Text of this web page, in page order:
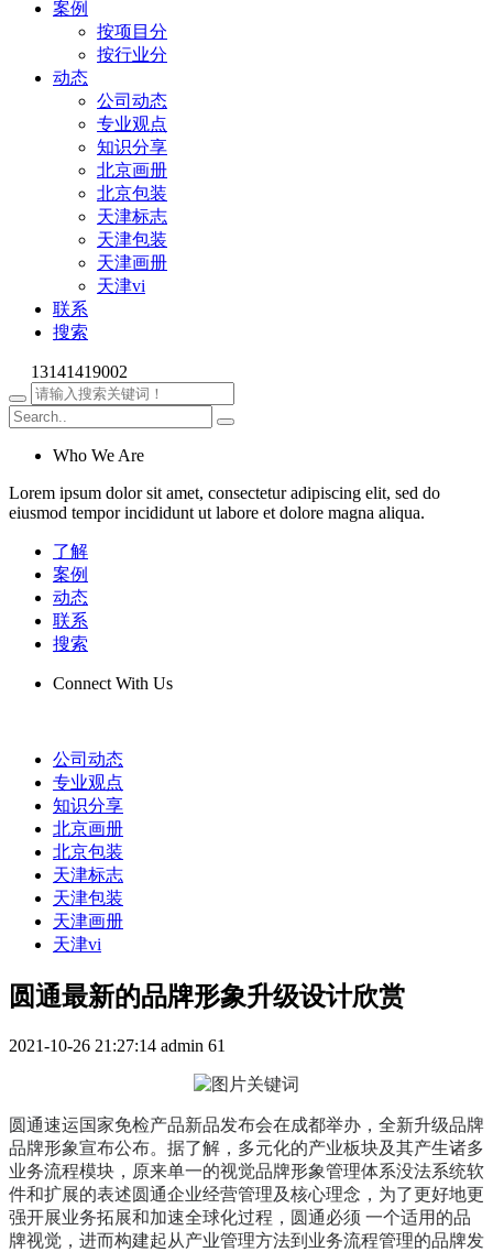
案例
按项目分
按行业分
动态
公司动态
专业观点
知识分享
北京画册
北京包装
天津标志
天津包装
天津画册
天津vi
联系
搜索
13141419002
Who We Are
Lorem ipsum dolor sit amet, consectetur adipiscing elit, sed do
eiusmod tempor incididunt ut labore et dolore magna aliqua.
了解
案例
动态
联系
搜索
Connect With Us
公司动态
专业观点
知识分享
北京画册
北京包装
天津标志
天津包装
天津画册
天津vi
圆通最新的品牌形象升级设计欣赏
2021-10-26 21:27:14 admin 61
圆通速运国家免检产品新品发布会在成都举办，全新升级品牌
品牌形象宣布公布。据了解，多元化的产业板块及其产生诸多
业务流程模块，原来单一的视觉品牌形象管理体系没法系统软
件和扩展的表述圆通企业经营管理及核心理念，为了更好地更
强开展业务拓展和加速全球化过程，圆通必须 一个适用的品
牌视觉，进而构建起从产业管理方法到业务流程管理的品牌发